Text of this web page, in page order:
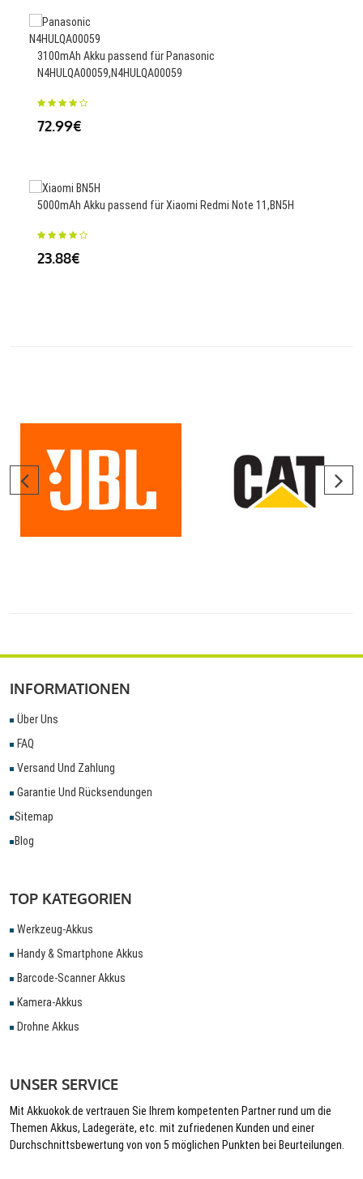
3100mAh Akku passend für Panasonic
N4HULQA00059,N4HULQA00059
72.99€
5000mAh Akku passend für Xiaomi Redmi Note 11,BN5H
23.88€
INFORMATIONEN
Über Uns
FAQ
Versand Und Zahlung
Garantie Und Rücksendungen
Sitemap
Blog
TOP KATEGORIEN
Werkzeug-Akkus
Handy & Smartphone Akkus
Barcode-Scanner Akkus
Kamera-Akkus
Drohne Akkus
UNSER SERVICE
Mit Akkuokok.de vertrauen Sie Ihrem kompetenten Partner rund um die
Themen Akkus, Ladegeräte, etc. mit zufriedenen Kunden und einer
Durchschnittsbewertung von von 5 möglichen Punkten bei Beurteilungen.